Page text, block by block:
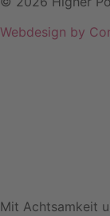
Webdesign by
Mit Achtsamkeit